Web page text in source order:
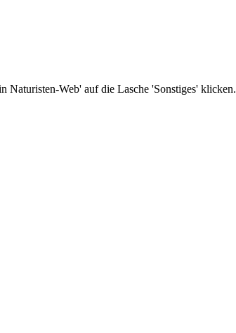
Naturisten-Web' auf die Lasche 'Sonstiges' klicken.